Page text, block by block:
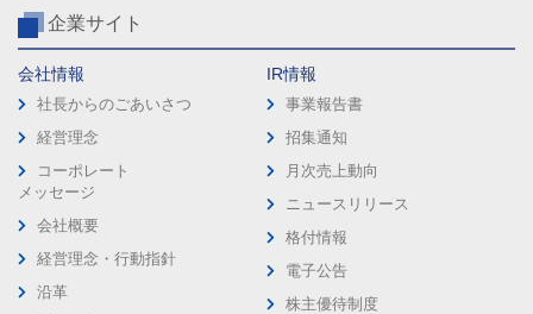
企業サイト
会社情報
社長からのごあいさつ
経営理念
コーポレート
メッセージ
会社概要
経営理念・行動指針
沿革
IR情報
事業報告書
招集通知
月次売上動向
ニュースリリース
格付情報
電子公告
株主優待制度